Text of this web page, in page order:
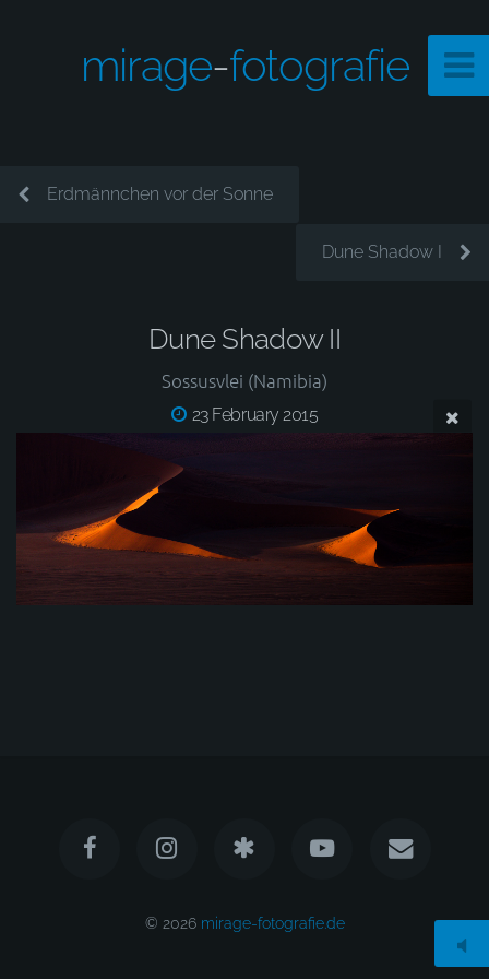
mirage-fotografie
Erdmännchen vor der Sonne
Dune Shadow I
Dune Shadow II
Sossusvlei (Namibia)
23 February 2015
© 2026 mirage-fotografie.de